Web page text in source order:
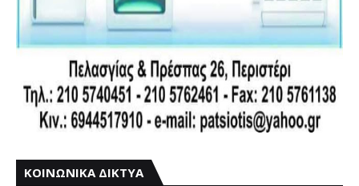
ΚΟΙΝΩΝΙΚΑ ΔΙΚΤΥΑ